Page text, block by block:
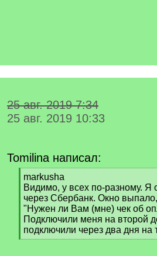
25 авг. 2019 7:34
25 авг. 2019 10:33
Tomilina написал:
[
q
]
markusha
Видимо, у всех по-разному. Я
через Сбербанк. Окно
"Нужен ли Вам (мне) чек об
Подключили меня на второй
подключили через два дня на
[